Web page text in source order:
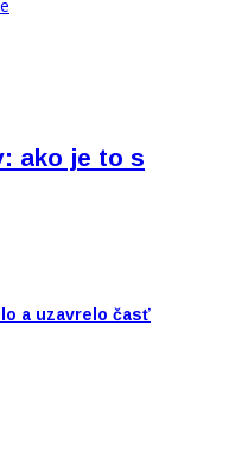
ako je to s
a uzavrelo časť